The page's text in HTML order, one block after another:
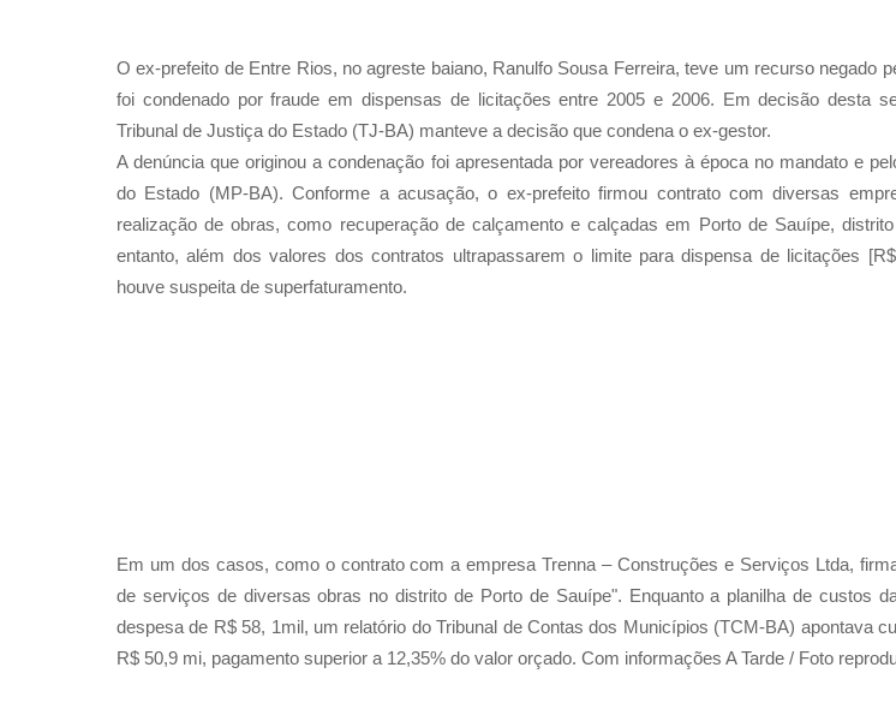
O ex-prefeito de Entre Rios, no agreste baiano, Ranulfo Sousa Ferreira, teve um recurso negado
foi condenado por fraude em dispensas de licitações entre 2005 e 2006. Em decisão desta
Tribunal de Justiça do Estado (TJ-BA) manteve a decisão que condena o ex-gestor.
A denúncia que originou a condenação foi apresentada por vereadores à época no mandato e
do Estado (MP-BA). Conforme a acusação, o ex-prefeito firmou contrato com diversas
realização de obras, como recuperação de calçamento e calçadas em Porto de Sauípe,
entanto, além dos valores dos contratos ultrapassarem o limite para dispensa de licitações
houve suspeita de superfaturamento.
Em um dos casos, como o contrato com a empresa Trenna – Construções e Serviços Ltda,
de serviços de diversas obras no distrito de Porto de Sauípe". Enquanto a planilha de custos
despesa de R$ 58, 1mil, um relatório do Tribunal de Contas dos Municípios (TCM-BA) apontava
R$ 50,9 mi, pagamento superior a 12,35% do valor orçado. Com informações A Tarde / Foto